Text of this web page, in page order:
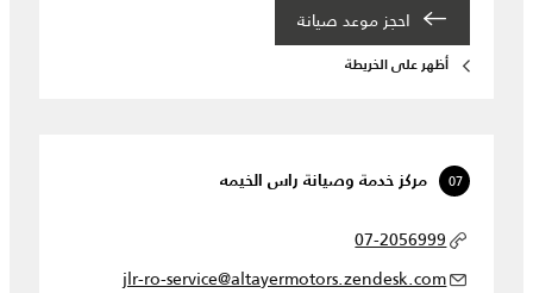
احجز موعد صيانة‎
أظهر على الخريطة
07 مركز خدمة وصيانة راس الخيمه
07-2056999
jlr-ro-service@altayermotors.zendesk.com